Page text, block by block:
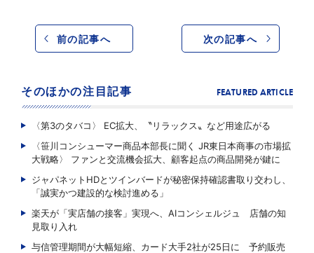
前の記事へ 次の記事へ
そのほかの注目記事 FEATURED ARTICLE
〈第3のタバコ〉 EC拡大、〝リラックス〟など用途広がる
〈笹川コンシューマー商品本部長に聞く JR東日本商事の市場拡
大戦略〉 ファンと交流機会拡大、顧客起点の商品開発が鍵に
ジャパネットHDとツインバードが秘密保持確認書取り交わし、
「誠実かつ建設的な検討進める」
楽天が「実店舗の接客」実現へ、AIコンシェルジュ 店舗の知
見取り入れ
与信管理期間が大幅短縮、カード大手2社が25日に 予約販売